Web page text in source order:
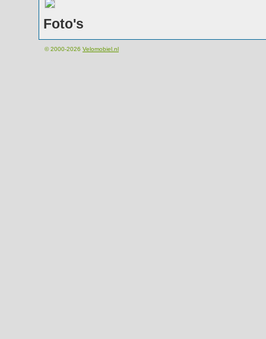
Foto's
© 2000-2026 Velomobiel.nl